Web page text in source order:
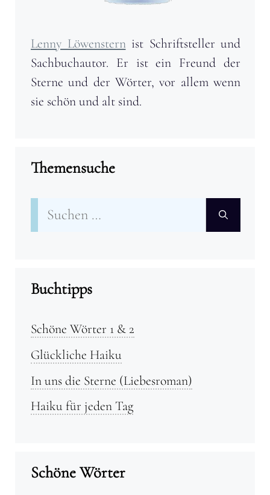
Lenny Löwensternist Schriftsteller und
Sachbuchautor. Er ist ein Freund der
Sterne und der Wörter, vor allem wenn
sie schön und alt sind.
Themensuche
Suchen
nach:
Buchtipps
Schöne Wörter 1 & 2
Glückliche Haiku
In uns die Sterne (Liebesroman)
Haiku für jeden Tag
Schöne Wörter